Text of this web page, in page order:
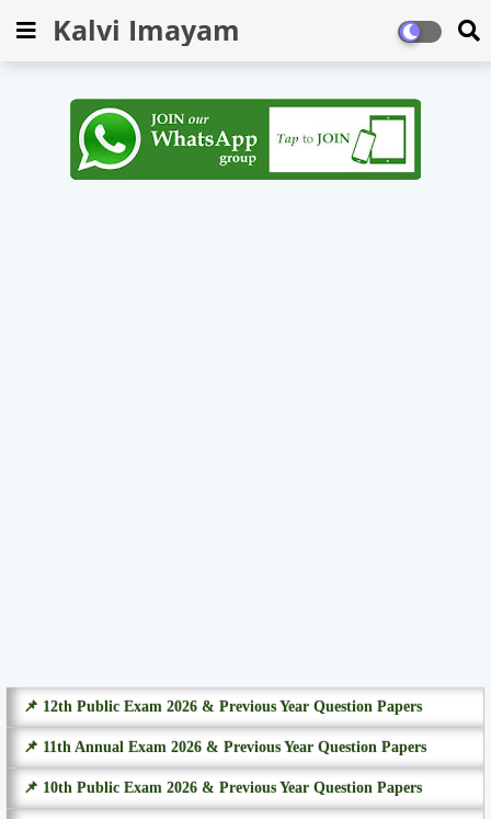
Kalvi Imayam
📌 12th Public Exam 2026 & Previous Year Question Papers
📌 11th Annual Exam 2026 & Previous Year Question Papers
📌 10th Public Exam 2026 & Previous Year Question Papers